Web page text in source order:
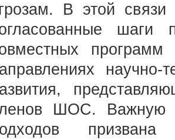
В этой связи
шаги
научно-
ШОС. Важную